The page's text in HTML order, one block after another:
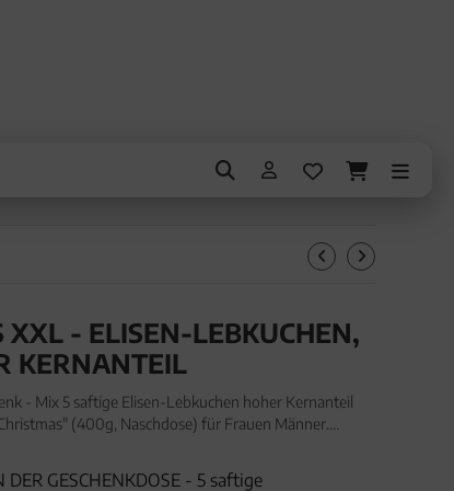
XXL - ELISEN-LEBKUCHEN,
KERNANTEIL
- Mix 5 saftige Elisen-Lebkuchen hoher Kernanteil
(400g, Naschdose) für Frauen Männer.
GESCHENKDOSE - 5 saftige